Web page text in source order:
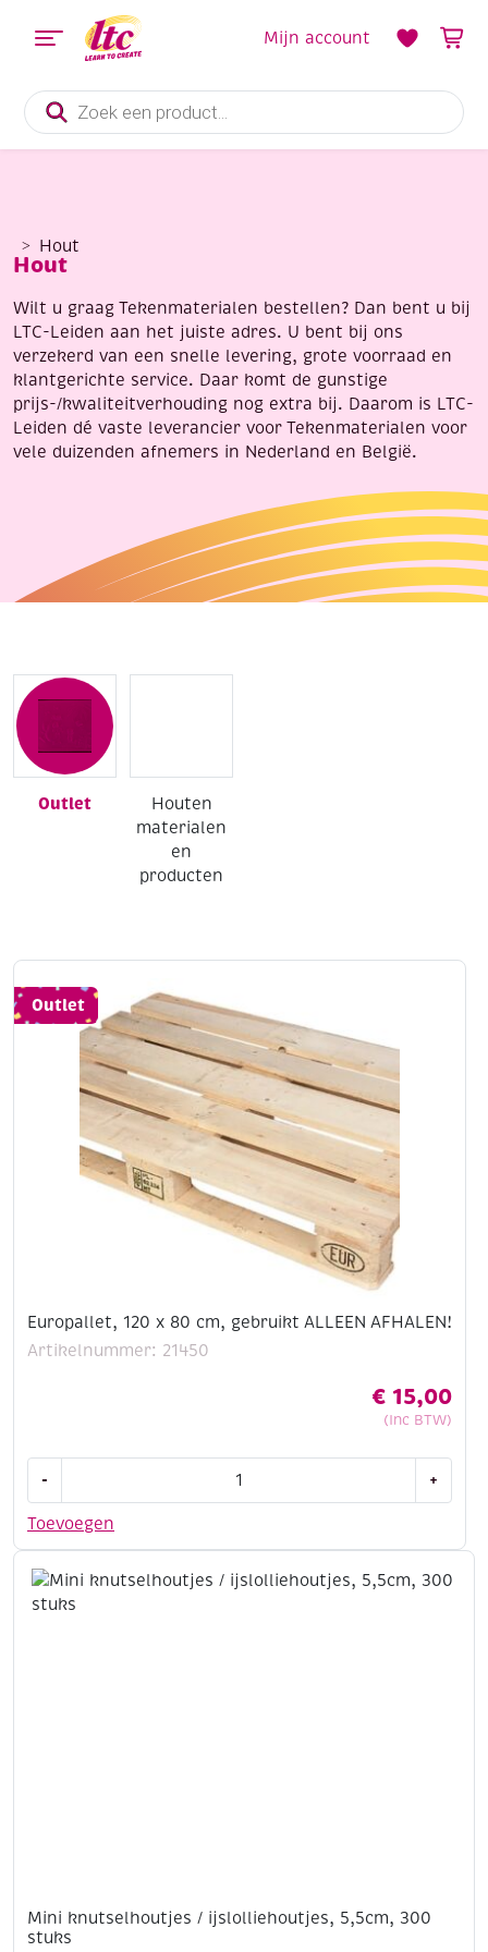
Producten
zoeken
Mijn account
Hout
Hout
Wilt u graag Tekenmaterialen bestellen? Dan bent u bij
LTC-Leiden aan het juiste adres. U bent bij ons
verzekerd van een snelle levering, grote voorraad en
klantgerichte service. Daar komt de gunstige
prijs-/kwaliteitverhouding nog extra bij. Daarom is LTC-
Leiden dé vaste leverancier voor Tekenmaterialen voor
vele duizenden afnemers in Nederland en België.
Outlet
Houten
materialen
en
producten
Outlet
Europallet, 120 x 80 cm, gebruikt ALLEEN AFHALEN!
Artikelnummer: 21450
€ 15,00
(Inc BTW)
Toevoegen
-
x
cm,
gebruikt
ALLEEN
+
Mini knutselhoutjes / ijslolliehoutjes, 5,5cm, 300
stuks